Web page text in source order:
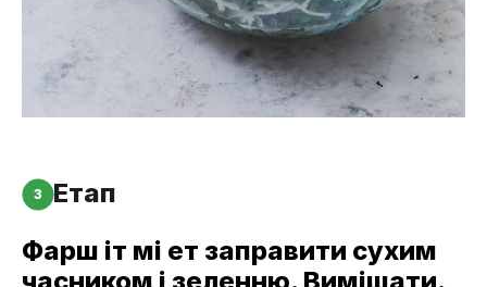
3
Етап
Фарш іт мі ет заправити сухим